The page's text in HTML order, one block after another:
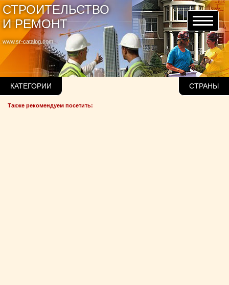
www.sr-catalog.com
СТРОИТЕЛЬСТВО
И РЕМОНТ
КАТЕГОРИИ СТРАНЫ
Также рекомендуем посетить: